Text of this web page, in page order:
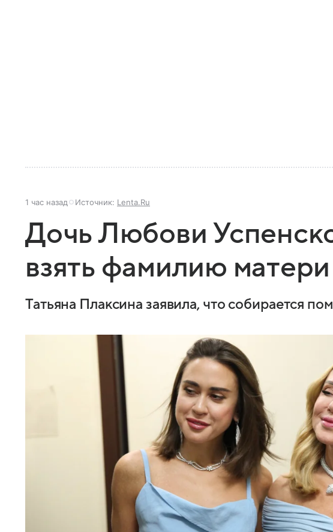
1 час назад Источник: Lenta.Ru
Дочь Любови
взять фамилию матери
Татьяна Плаксина заявила, что собирается